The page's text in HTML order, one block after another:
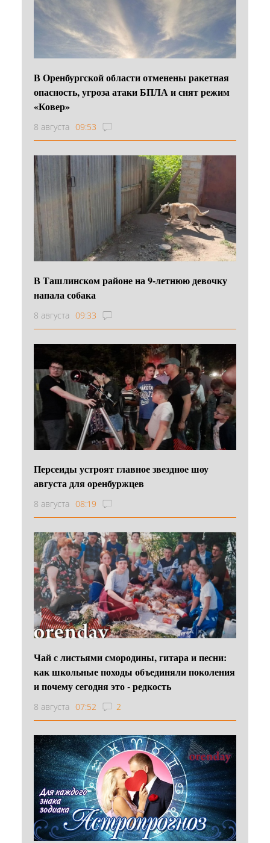
В Оренбургской области отменены ракетная
опасность, угроза атаки БПЛА и снят режим
«Ковер»
8 августа 09:53
В Ташлинском районе на 9-летнюю девочку
напала собака
8 августа 09:33
Персеиды устроят главное звездное шоу
августа для оренбуржцев
8 августа 08:19
Чай с листьями смородины, гитара и песни:
как школьные походы объединяли поколения
и почему сегодня это - редкость
8 августа 07:52 2